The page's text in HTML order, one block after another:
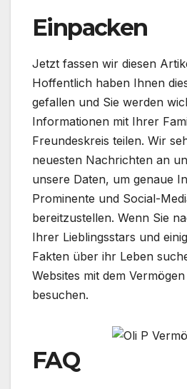
Einpacken
Jetzt fassen wir diesen
Hoffentlich haben Ihnen
gefallen und Sie werden
Informationen mit Ihrer
Freundeskreis teilen. Wir
neuesten Nachrichten an
unsere Daten, um genaue
Prominente und Social-
bereitzustellen. Wenn Sie
Ihrer Lieblingsstars und
Fakten über ihr Leben
Websites mit dem
besuchen.
FAQ